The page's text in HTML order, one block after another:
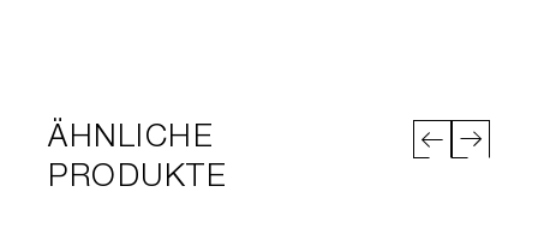
ÄHNLICHE
PRODUKTE